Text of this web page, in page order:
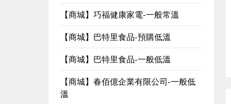
【商城】巧福健康家電-一般常溫
【商城】巴特里食品-預購低溫
【商城】巴特里食品-一般低溫
【商城】春佰億企業有限公司-一般低
溫